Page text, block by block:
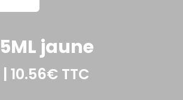
jaune
10.56€ TTC